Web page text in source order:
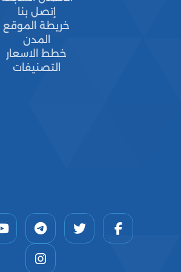
إتصل بنا
خريطة الموقع
المدن
خطط الاسعار
التصنيفات